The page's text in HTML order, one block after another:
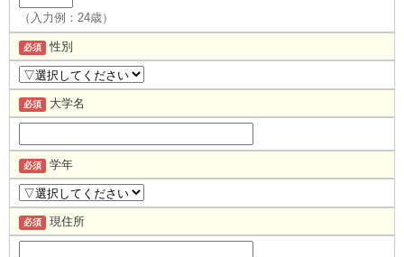
（入力例：24歳）
必須 性別
必須 大学名
必須 学年
必須 現住所